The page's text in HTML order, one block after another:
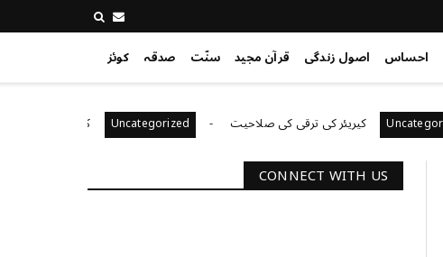
احساس اصول زندگی قرآن مجید سنّت صدقہ کوئز
کیریئر کی ترقی کی صلاحیت Uncategorized کیا آپ اپنے باس کو مؤثر
CONNECT WITH US